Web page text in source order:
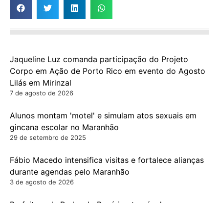
Jaqueline Luz comanda participação do Projeto
Corpo em Ação de Porto Rico em evento do Agosto
Lilás em Mirinzal
7 de agosto de 2026
Alunos montam 'motel' e simulam atos sexuais em
gincana escolar no Maranhão
29 de setembro de 2025
Fábio Macedo intensifica visitas e fortalece alianças
durante agendas pelo Maranhão
3 de agosto de 2026